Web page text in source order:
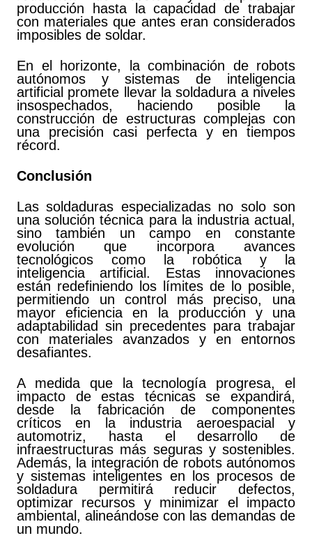
producción hasta la capacidad de trabajar
con materiales que antes eran considerados
imposibles de soldar.
En el horizonte, la combinación de robots
autónomos y sistemas de inteligencia
artificial promete llevar la soldadura a niveles
insospechados, haciendo posible la
construcción de estructuras complejas con
una precisión casi perfecta y en tiempos
récord.
Conclusión
Las soldaduras especializadas no solo son
una solución técnica para la industria actual,
sino también un campo en constante
evolución que incorpora avances
tecnológicos como la robótica y la
inteligencia artificial. Estas innovaciones
están redefiniendo los límites de lo posible,
permitiendo un control más preciso, una
mayor eficiencia en la producción y una
adaptabilidad sin precedentes para trabajar
con materiales avanzados y en entornos
desafiantes.
A medida que la tecnología progresa, el
impacto de estas técnicas se expandirá,
desde la fabricación de componentes
críticos en la industria aeroespacial y
automotriz, hasta el desarrollo de
infraestructuras más seguras y sostenibles.
Además, la integración de robots autónomos
y sistemas inteligentes en los procesos de
soldadura permitirá reducir defectos,
optimizar recursos y minimizar el impacto
ambiental, alineándose con las demandas de
un mundo.